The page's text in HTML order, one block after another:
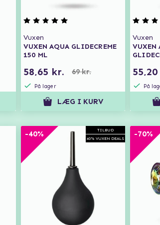
Vuxen
VUXEN AQUA GLIDECREME
150 ML
58,65 kr. 69 kr.
På lager
LÆG I KURV
Vuxen
VUXEN
På
TILBUD
40% VUXEN DEALS
-40% -70%